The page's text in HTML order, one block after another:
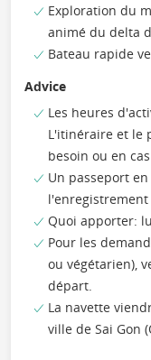
Exploration du
animé du delta
Bateau rapide
Advice
Les heures
L'itinéraire et le
besoin ou en
Un passeport
l'enregistrement
Quoi apporter:
Pour les
ou végétarien),
départ.
La navette
ville de Sai Gon